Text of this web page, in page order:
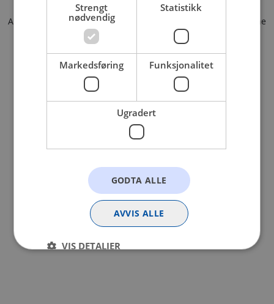
Application error: a client-side exception has occurred (see the
browser console for more information).
Strengt
nødvendig
Statistikk
Markedsføring Funksjonalitet
Ugradert
GODTA ALLE
AVVIS ALLE
VIS DETALJER